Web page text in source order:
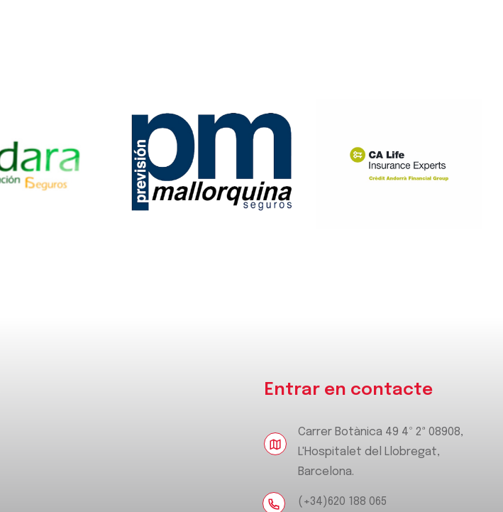
Entrar en contacte
Carrer Botànica 49 4º 2ª 08908,
L'Hospitalet del Llobregat,
Barcelona.
(+34)620 188 065